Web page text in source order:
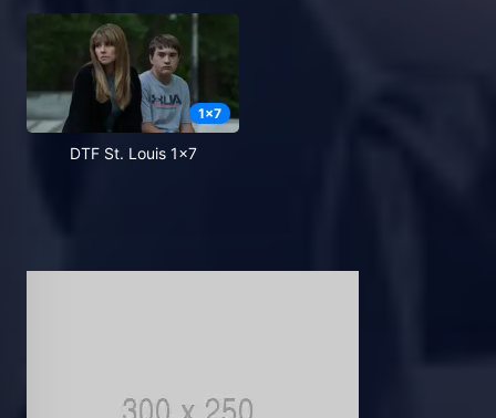
1x7
DTF St. Louis 1x7